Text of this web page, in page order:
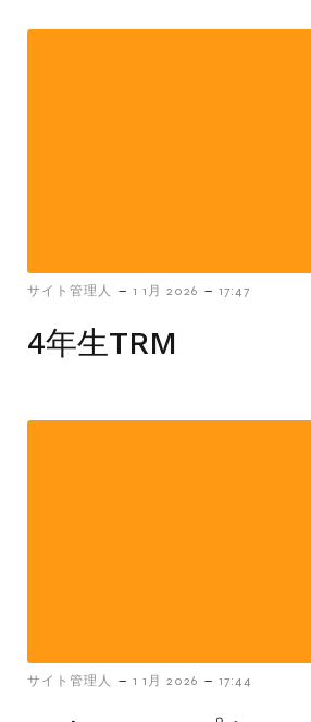
サイト管理人 - 1 1月 2026 - 17:47
4年生TRM
サイト管理人 - 1 1月 2026 - 17:44